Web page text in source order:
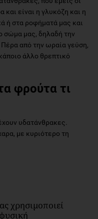
και είναι η γλυκόζη και η
ή στα ροφήματά μας και
σώμα μας, δηλαδή την
από την ωραία γεύση,
άλλο θρεπτικό
φρούτα τι
υδατάνθρακες.
με κυριότερο τη
χρησιμοποιεί